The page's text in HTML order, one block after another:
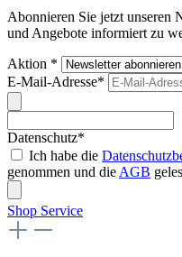
Abonnieren Sie jetzt unseren
und Angebote informiert zu
Aktion *
E-Mail-Adresse*
Datenschutz*
Ich habe die
genommen und dieAGB
Shop Service